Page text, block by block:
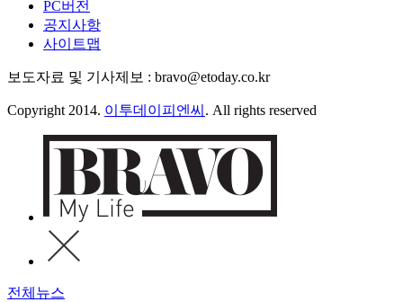
PC버전
공지사항
사이트맵
보도자료 및 기사제보 : bravo@etoday.co.kr
Copyright 2014. 이투데이피엔씨 . All rights reserved
전체뉴스